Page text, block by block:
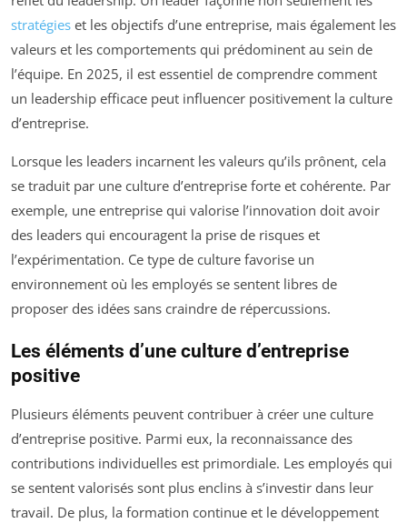
stratégies et les objectifs d’une entreprise, mais également les
valeurs et les comportements qui prédominent au sein de
l’équipe. En 2025, il est essentiel de comprendre comment
un leadership efficace peut influencer positivement la culture
d’entreprise.
Lorsque les leaders incarnent les valeurs qu’ils prônent, cela
se traduit par une culture d’entreprise forte et cohérente. Par
exemple, une entreprise qui valorise l’innovation doit avoir
des leaders qui encouragent la prise de risques et
l’expérimentation. Ce type de culture favorise un
environnement où les employés se sentent libres de
proposer des idées sans craindre de répercussions.
Les éléments d’une culture d’entreprise
positive
Plusieurs éléments peuvent contribuer à créer une culture
d’entreprise positive. Parmi eux, la reconnaissance des
contributions individuelles est primordiale. Les employés qui
se sentent valorisés sont plus enclins à s’investir dans leur
travail. De plus, la formation continue et le développement